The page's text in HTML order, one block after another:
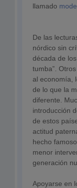
llamado
De las
nórdico sin
década de
tumba”.
al economía,
de lo que la
diferente.
introducción
de estos
actitud
hecho
menor
generación
Apoyarse en